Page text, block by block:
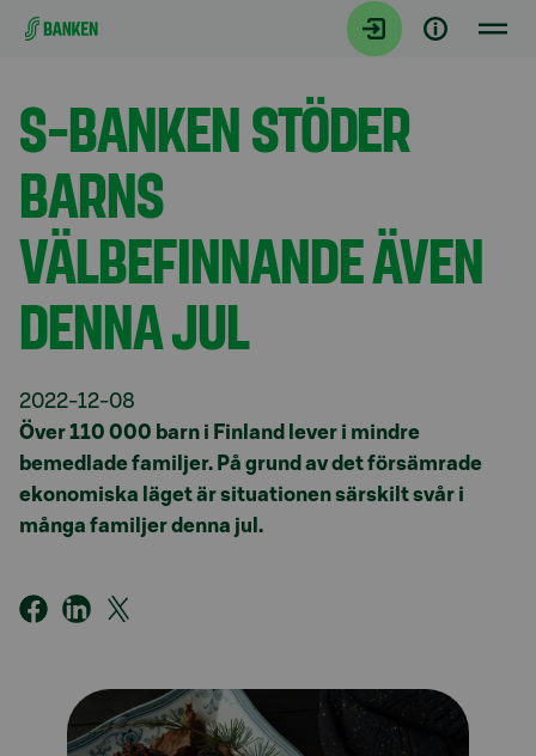
Gå direkt till innehållet
Aktuellt
S-BANKEN STÖDER
BARNS
VÄLBEFINNANDE ÄVEN
DENNA JUL
2022-12-08
Över 110 000 barn i Finland lever i mindre
bemedlade familjer. På grund av det försämrade
ekonomiska läget är situationen särskilt svår i
många familjer denna jul.